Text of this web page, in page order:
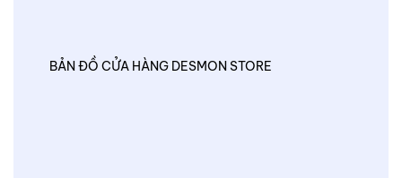
BẢN ĐỒ CỬA HÀNG DESMON STORE